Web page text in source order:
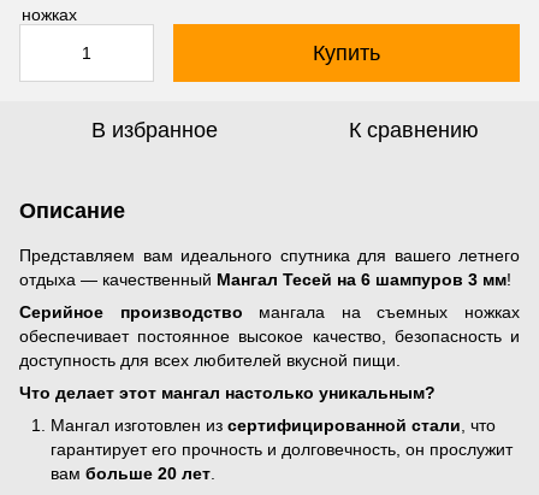
Купить
В избранное К сравнению
Описание
Представляем вам идеального спутника для вашего летнего
отдыха — качественный Мангал Тесей на 6 шампуров 3 мм!
Серийное производство мангала на съемных ножках
обеспечивает постоянное высокое качество, безопасность и
доступность для всех любителей вкусной пищи.
Что делает этот мангал настолько уникальным?
Мангал изготовлен из сертифицированной стали , что
гарантирует его прочность и долговечность, он прослужит
вам больше 20 лет